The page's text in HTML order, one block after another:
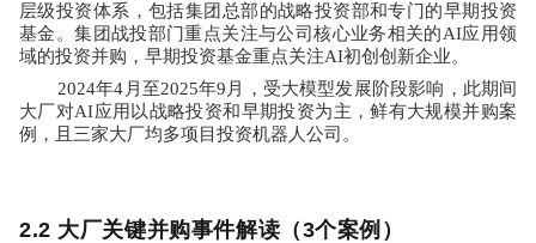
层级投资体系，包括集团总部的战略投资部和专门的早期投资
基金。集团战投部门重点关注与公司核心业务相关的AI应用领
域的投资并购，早期投资基金重点关注AI初创创新企业。
2024年4 月至2025年9 月，受大模型发展阶段影响，此期间
大厂对AI应用以战略投资和早期投资为主，鲜有大规模并购案
例，且三家大厂均多项目投资机器人公司。
2.2 大厂关键并购事件解读（3个案例）